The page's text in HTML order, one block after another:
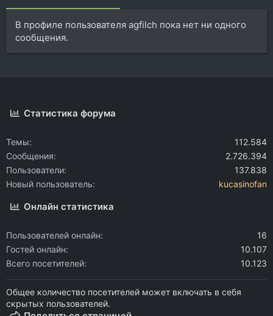
В профиле пользователя agfilch пока нет ни одного
сообщения.
Статистика форума
Темы
112.584
Сообщения
2.726.394
Пользователи
137.838
Новый пользователь
kucasinofan
Онлайн статистика
Пользователей онлайн
16
Гостей онлайн
10.107
Всего посетителей
10.123
Общее количество посетителей может включать в себя
скрытых пользователей.